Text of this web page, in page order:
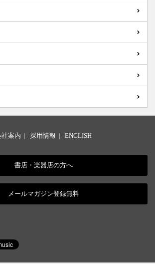
社案内 | 採用情報 | ENGLISH
書店・楽器店の方へ
メールマガジン登録無料